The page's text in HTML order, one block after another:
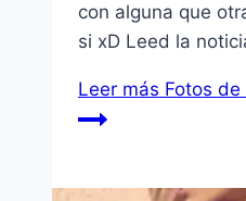
con alguna que
si xD Leed la
Leer más Fotos